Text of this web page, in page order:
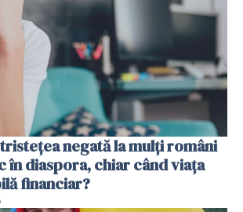
negată la mulți români
în diaspora, chiar când viața
financiar?